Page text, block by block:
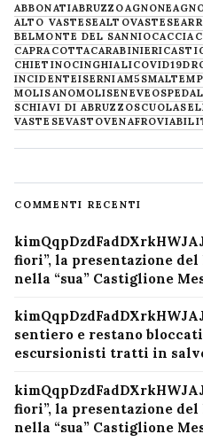
ABBONATIABRUZZOAGNONE
ALTO VASTESEALTOVASTESE
BELMONTE DEL SANNIOCACCIA
CAPRACOTTACARABINIERI
CHIETINOCINGHIALICOVID19
INCIDENTEISERNIAM5S
MOLISANOMOLISENEVE
SCHIAVI DI ABRUZZOSCUOLA
VASTESEVASTOVENAFRO
COMMENTI RECENTI
fiori”, la presentazione
nella “sua” Castiglione
sentiero e restano
escursionisti tratti in
fiori”, la presentazione
nella “sua” Castiglione